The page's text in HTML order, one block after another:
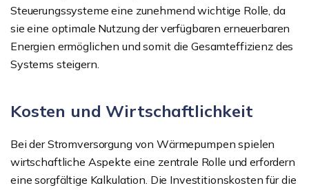
Steuerungssysteme eine zunehmend wichtige Rolle, da
sie eine optimale Nutzung der verfügbaren erneuerbaren
Energien ermöglichen und somit die Gesamteffizienz des
Systems steigern.
Kosten und Wirtschaftlichkeit
Bei der Stromversorgung von Wärmepumpen spielen
wirtschaftliche Aspekte eine zentrale Rolle und erfordern
eine sorgfältige Kalkulation. Die Investitionskosten für die